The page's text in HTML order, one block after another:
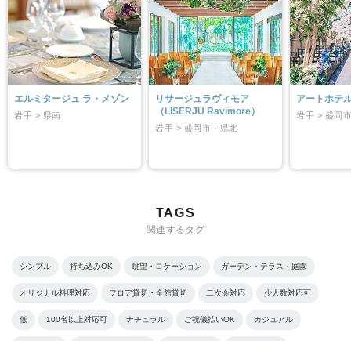
エルミタージュ ラ・メゾン
岩手 > 県南
リサージュラヴィモア
（LISERJU Ravimore）
岩手 > 盛岡市・県北
アートホテ
岩手 > 盛岡
TAGS
関連するタグ
シンプル 持ち込みOK 眺望・ロケーション ガーデン・テラス・庭園
オリジナル料理対応 フロア貸切・全館貸切 二次会対応 少人数対応可
低 100名以上対応可 ナチュラル ご祝儀払いOK カジュアル